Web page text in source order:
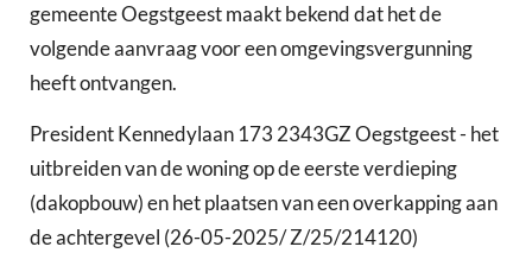
gemeente Oegstgeest maakt bekend dat het de
volgende aanvraag voor een omgevingsvergunning
heeft ontvangen.
President Kennedylaan 173 2343GZ Oegstgeest - het
uitbreiden van de woning op de eerste verdieping
(dakopbouw) en het plaatsen van een overkapping aan
de achtergevel (26-05-2025/ Z/25/214120)